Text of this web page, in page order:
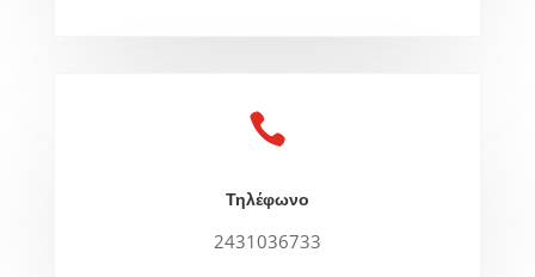

Τηλέφωνο
2431036733